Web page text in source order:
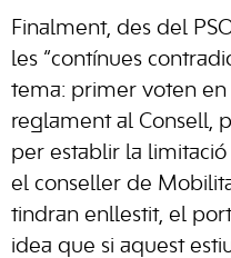
Finalment, des del
les “contínues
tema: primer voten en
reglament al Consell,
per establir la limitació
el conseller de
tindran enllestit, el
idea que si aquest